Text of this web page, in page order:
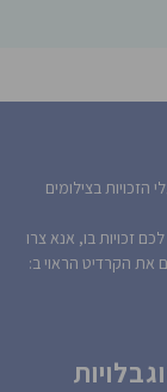
הזכויות בצילומים
זכויות בו, אנא צרו
את הקרדיט הראוי ב: